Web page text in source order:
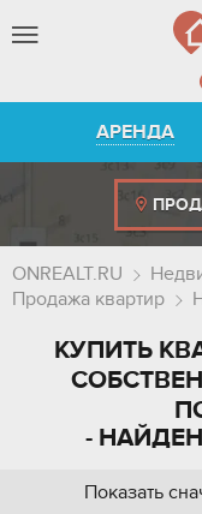
АРЕНДА
ONREALT.RU
Продажа квартир
КУПИТЬ
-
Показать